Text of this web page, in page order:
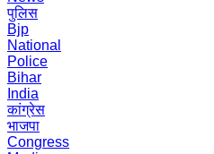
पुलिस
Bjp
National
Police
Bihar
India
कांग्रेस
भाजपा
Congress